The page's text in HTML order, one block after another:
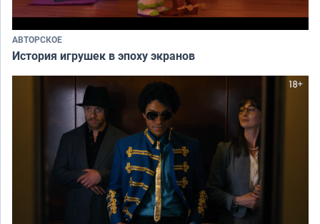
АВТОРСКОЕ
История игрушек в эпоху экранов